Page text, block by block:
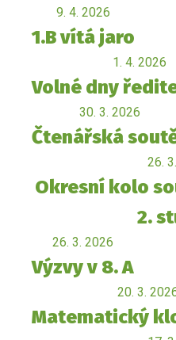
9. 4. 2026
1.B vítá jaro
1. 4. 2026
Volné dny
30. 3. 2026
Čtenářská
26.
Okresní kolo
2.
26. 3. 2026
Výzvy v 8. A
20. 3.
Matematický